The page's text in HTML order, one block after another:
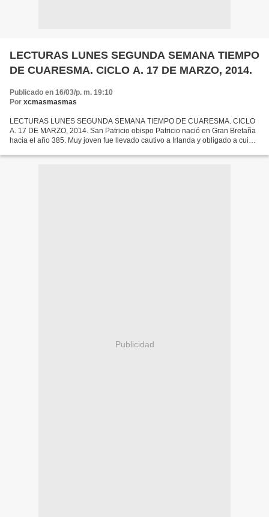
LECTURAS LUNES SEGUNDA SEMANA TIEMPO
DE CUARESMA. CICLO A. 17 DE MARZO, 2014.
Publicado en 16/03/p. m. 19:10
Por xcmasmasmas
LECTURAS LUNES SEGUNDA SEMANA TIEMPO DE CUARESMA. CICLO
A. 17 DE MARZO, 2014. San Patricio obispo Patricio nació en Gran Bretaña
hacia el año 385. Muy joven fue llevado cautivo a Irlanda y obligado a cuidar
Publicidad